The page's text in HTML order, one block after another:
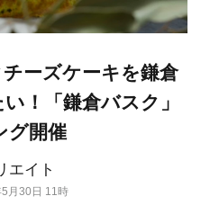
エイト
月30日 11時
ーズケーキを鎌倉
！「鎌倉バスク」
グ開催